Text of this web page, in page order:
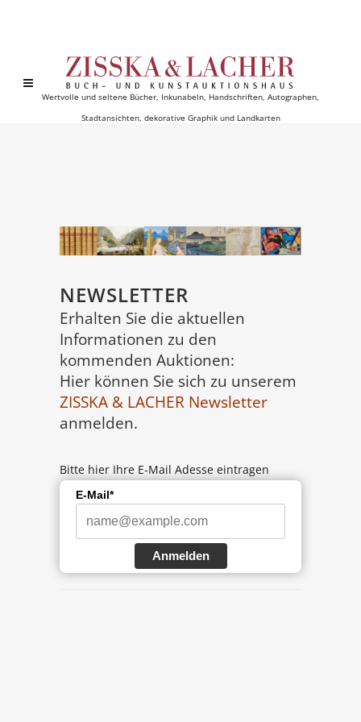
Wertvolle und seltene Bücher, Inkunabeln, Handschriften, Autographen,
Stadtansichten, dekorative Graphik und Landkarten
NEWSLETTER
Erhalten Sie die aktuellen
Informationen zu den
kommenden Auktionen:
Hier können Sie sich zu unserem
ZISSKA & LACHER Newsletter
anmelden.
Bitte hier Ihre E-Mail Adesse eintragen
E-Mail*
Anmelden